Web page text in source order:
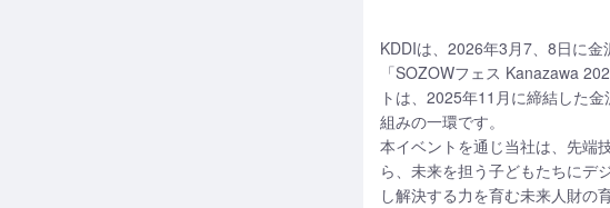
KDDIは、2026年3月7、8日に
「SOZOWフェス Kanazawa
トは、2025年11月に締結した
組みの一環です。
本イベントを通じ当社は、先端
ら、未来を担う子どもたちにデ
し解決する力を育む未来人財の